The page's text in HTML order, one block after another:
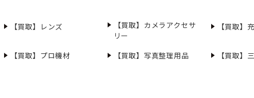
【買取】レンズ
【買取】カメラアクセサ
リー
【買取】
【買取】プロ機材 【買取】写真整理用品 【買取】